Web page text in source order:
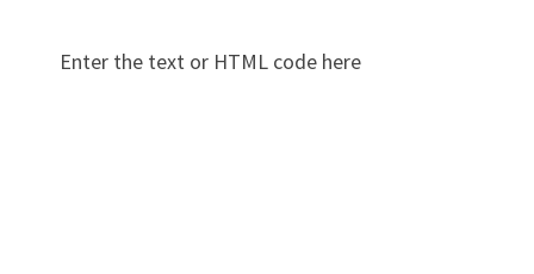
Enter the text or HTML code here